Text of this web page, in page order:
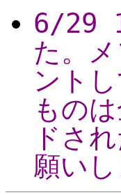
6/29
た。
ント
もの
ドさ
願い